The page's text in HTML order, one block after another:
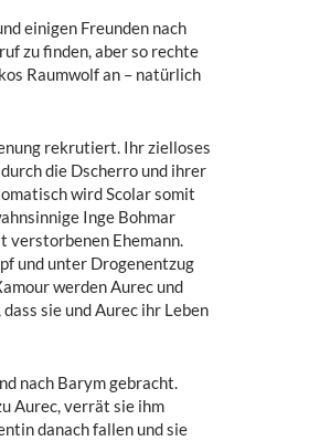
einigen Freunden nach
zu finden, aber so rechte
Raumwolf an – natürlich
rekrutiert. Ihr zielloses
die Dscherro und ihrer
wird Scolar somit
Inge Bohmar
verstorbenen Ehemann.
und unter Drogenentzug
werden Aurec und
sie und Aurec ihr Leben
nach Barym gebracht.
Aurec, verrät sie ihm
danach fallen und sie